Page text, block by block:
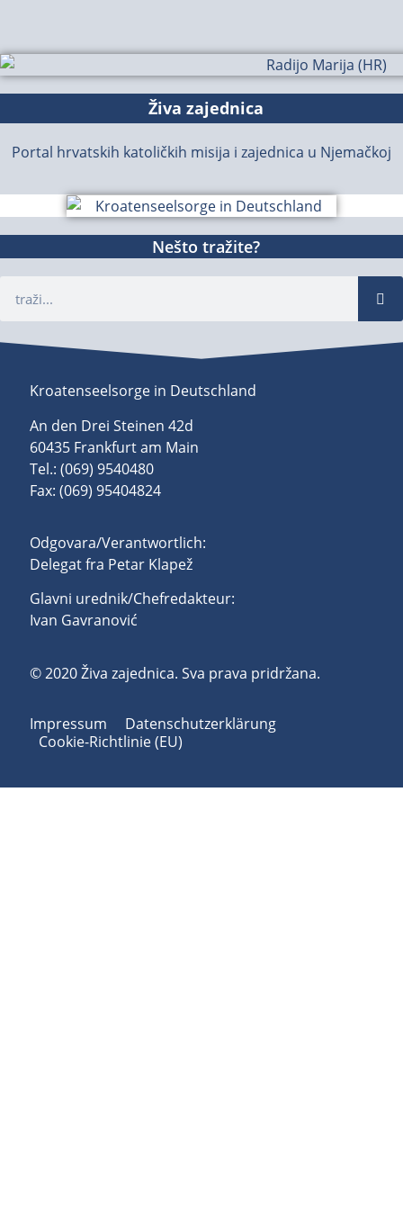
Živa zajednica
Portal hrvatskih katoličkih misija i zajednica u Njemačkoj
Nešto tražite?
Kroatenseelsorge in Deutschland
An den Drei Steinen 42d
60435 Frankfurt am Main
Tel.: (069) 9540480
Fax: (069) 95404824
Odgovara/Verantwortlich:
Delegat fra Petar Klapež
Glavni urednik/Chefredakteur:
Ivan Gavranović
© 2020 Živa zajednica. Sva prava pridržana.
Impressum
Datenschutzerklärung
Cookie-Richtlinie (EU)